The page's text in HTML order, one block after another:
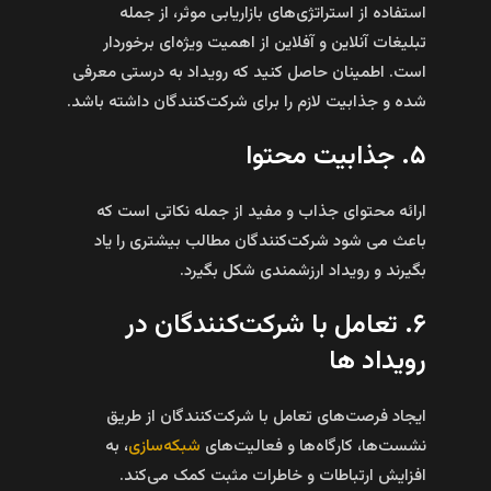
استفاده از استراتژی‌های بازاریابی موثر، از جمله
تبلیغات آنلاین و آفلاین از اهمیت ویژه‌ای برخوردار
است. اطمینان حاصل کنید که رویداد به درستی معرفی
شده و جذابیت لازم را برای شرکت‌کنندگان داشته باشد.
۵. جذابیت محتوا
ارائه محتوای جذاب و مفید از جمله نکاتی است که
باعث می‌ شود شرکت‌کنندگان مطالب بیشتری را یاد
بگیرند و رویداد ارزشمندی شکل بگیرد.
۶. تعامل با شرکت‌کنندگان در
رویداد ها
ایجاد فرصت‌های تعامل با شرکت‌کنندگان از طریق
نشست‌ها، کارگاه‌ها و فعالیت‌های شبکه‌سازی، به
افزایش ارتباطات و خاطرات مثبت کمک می‌کند.